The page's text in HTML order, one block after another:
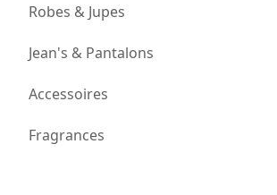
Robes & Jupes
Jean's & Pantalons
Accessoires
Fragrances